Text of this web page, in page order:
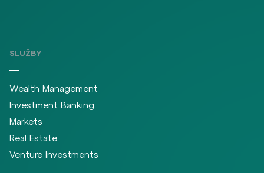
SLUŽBY
Wealth Management
Investment Banking
Markets
Real Estate
Venture Investments